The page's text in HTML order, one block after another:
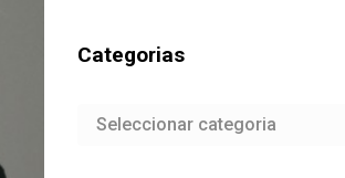
Categorias
Categorias